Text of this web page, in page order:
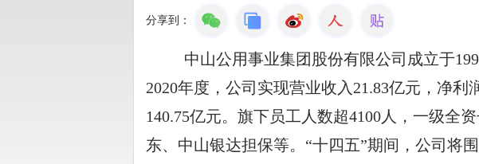
分享到：
中山公用事业集团股份有限公司成立于
2020年度，公司实现营业收入 21.83亿元，净利
140.75亿元。旗下员工人数超4100人，一级全资
东、中山银达担保等。“十四五”期间，公司将